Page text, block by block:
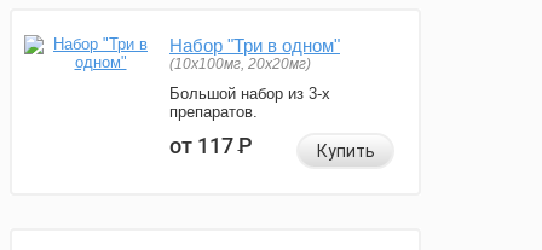
Набор "Три в одном"
(10x100мг, 20x20мг)
Большой набор из 3-х
препаратов.
от 117Р Купить